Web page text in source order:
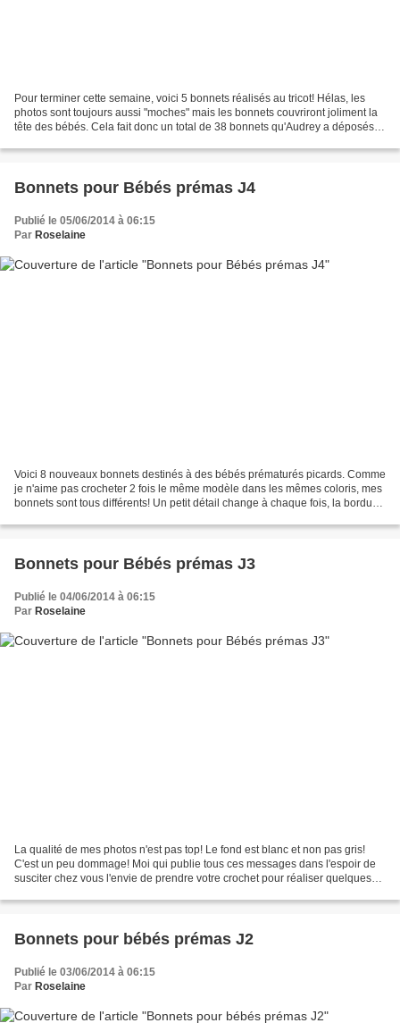
Pour terminer cette semaine, voici 5 bonnets réalisés au tricot! Hélas, les
photos sont toujours aussi "moches" mais les bonnets couvriront joliment la
tête des bébés. Cela fait donc un total de 38 bonnets qu'Audrey a déposés
Bonnets pour Bébés prémas J4
Publié le 05/06/2014 à 06:15
Par Roselaine
Voici 8 nouveaux bonnets destinés à des bébés prématurés picards. Comme
je n'aime pas crocheter 2 fois le même modèle dans les mêmes coloris, mes
bonnets sont tous différents! Un petit détail change à chaque fois, la bordure,
Bonnets pour Bébés prémas J3
Publié le 04/06/2014 à 06:15
Par Roselaine
La qualité de mes photos n'est pas top! Le fond est blanc et non pas gris!
C'est un peu dommage! Moi qui publie tous ces messages dans l'espoir de
susciter chez vous l'envie de prendre votre crochet pour réaliser quelques
Bonnets pour bébés prémas J2
Publié le 03/06/2014 à 06:15
Par Roselaine